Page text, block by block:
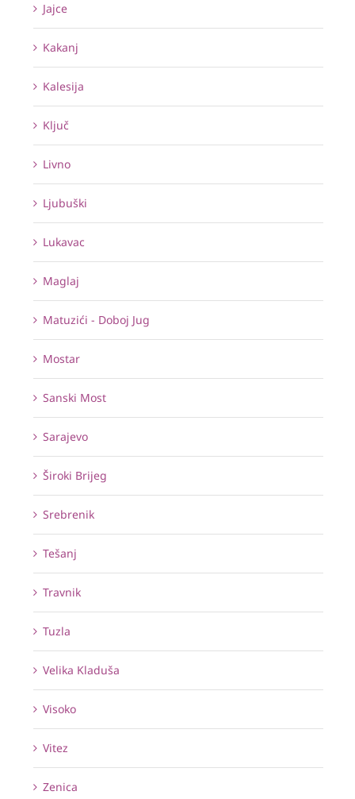
Jajce
Kakanj
Kalesija
Ključ
Livno
Ljubuški
Lukavac
Maglaj
Matuzići - Doboj Jug
Mostar
Sanski Most
Sarajevo
Široki Brijeg
Srebrenik
Tešanj
Travnik
Tuzla
Velika Kladuša
Visoko
Vitez
Zenica